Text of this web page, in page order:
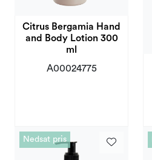
Citrus Bergamia Hand
and Body Lotion 300
ml
A00024775
Nedsat pris